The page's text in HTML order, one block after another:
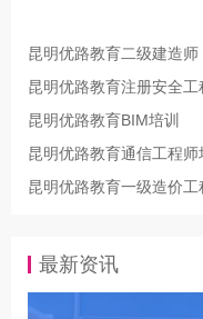
昆明优路教育二级建造师
昆明优路教育注册安全工
昆明优路教育BIM培训
昆明优路教育通信工程师
昆明优路教育一级造价工
最新资讯